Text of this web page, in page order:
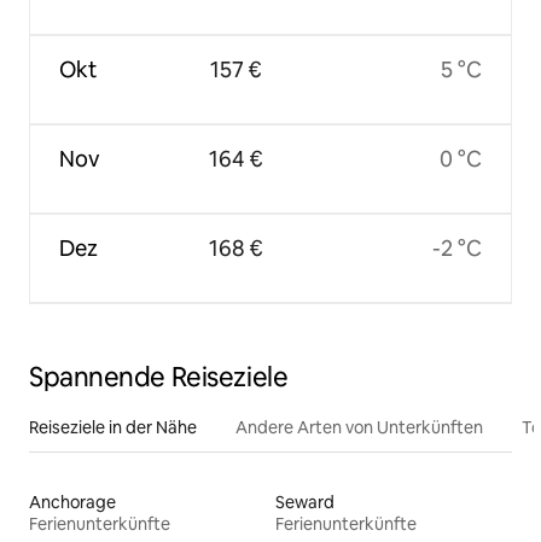
Okt
Nov
Dez
157 €
164 €
168 €
5 °C
0 °C
-2 °C
Spannende Reiseziele
Reiseziele in der Nähe Andere Arten von Unterkünften
Anchorage
Ferienunterkünfte
Seward
Ferienunterkünfte